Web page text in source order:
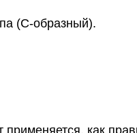
(C-образный).
как